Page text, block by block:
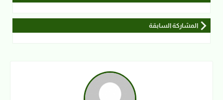
المشاركة السابقة